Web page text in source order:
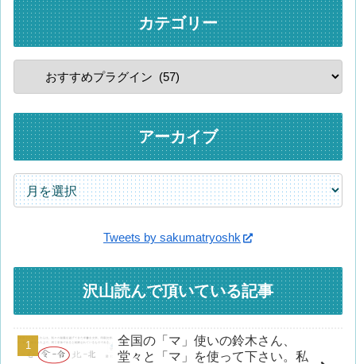
カテゴリー
アーカイブ
Tweets by sakumatryoshk
沢山読んで頂いている記事
全国の「マ」使いの鈴木さん、
堂々と「マ」を使って下さい。私